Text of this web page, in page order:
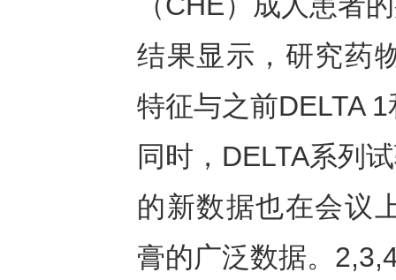
结果显示，研究药
特征与之前DELTA
同时，DELTA系列
的新数据也在会议
膏的广泛数据。